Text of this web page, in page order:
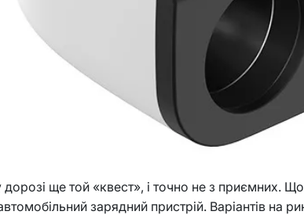
ще той «квест», і точно не з приємних.
зарядний пристрій. Варіантів на